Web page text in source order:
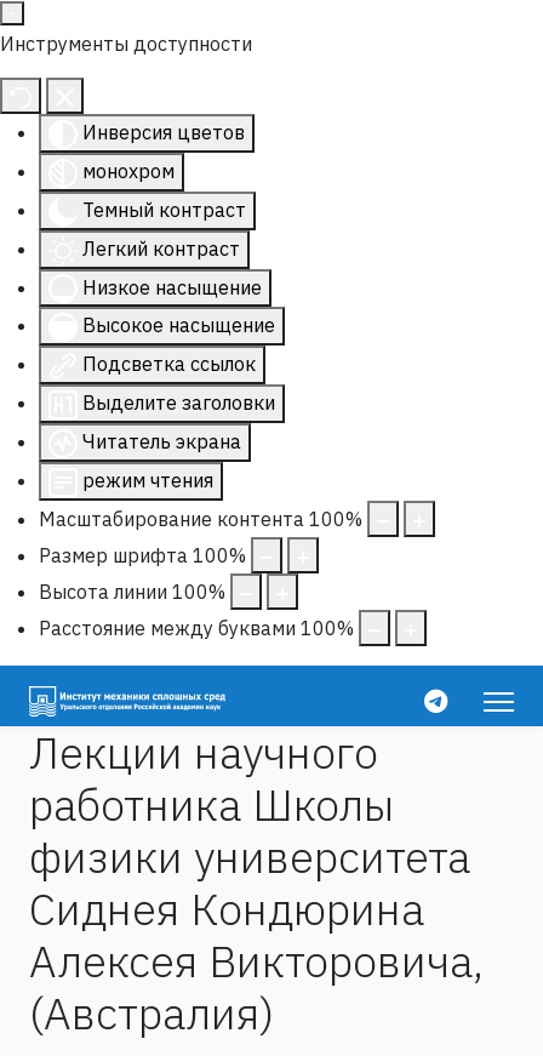
Инструменты доступности
Инверсия цветов
монохром
Темный контраст
Легкий контраст
Низкое насыщение
Высокое насыщение
Подсветка ссылок
Выделите заголовки
Читатель экрана
режим чтения
Масштабирование контента 100%
Размер шрифта 100%
Высота линии 100%
Расстояние между буквами 100%
Лекции научного
работника Школы
физики университета
Сиднея Кондюрина
Алексея Викторовича,
(Австралия)